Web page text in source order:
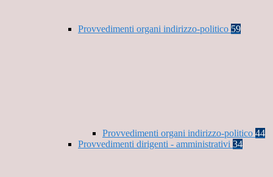
Provvedimenti organi indirizzo-politico 59
Provvedimenti organi indirizzo-politico 44
Provvedimenti dirigenti - amministrativi 34